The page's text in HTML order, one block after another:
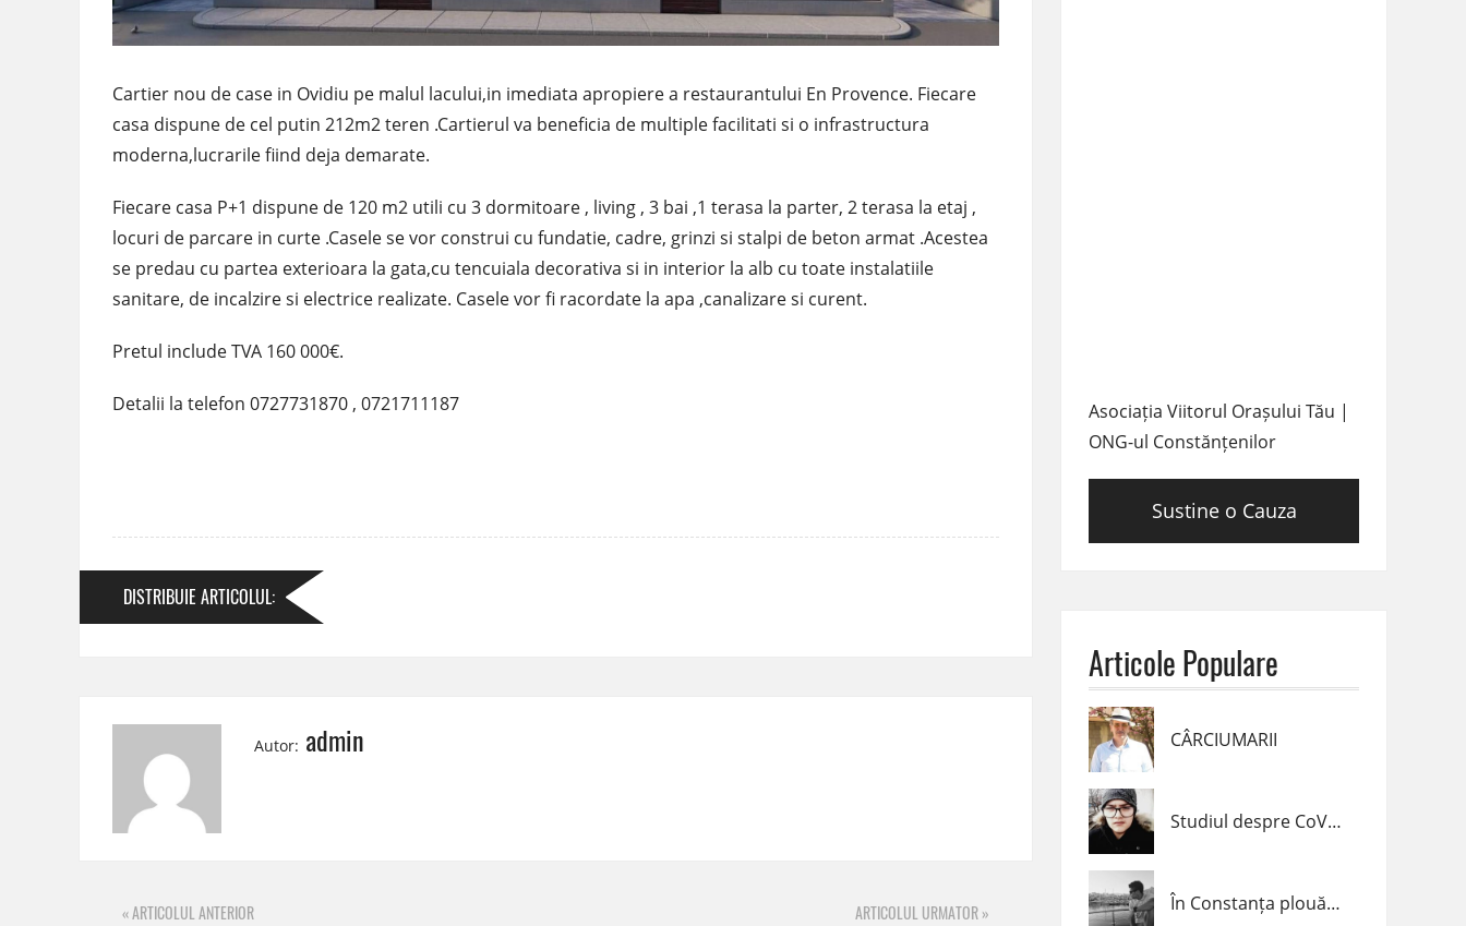
Cartier nou de case in Ovidiu pe malul lacului,in imediata apropiere a restaurantului En Provence. Fiecare
casa dispune de cel putin 212m2 teren .Cartierul va beneficia de multiple facilitati si o infrastructura
moderna,lucrarile fiind deja demarate.
Fiecare casa P+1 dispune de 120 m2 utili cu 3 dormitoare , living , 3 bai ,1 terasa la parter, 2 terasa la etaj ,
locuri de parcare in curte .Casele se vor construi cu fundatie, cadre, grinzi si stalpi de beton armat .Acestea
se predau cu partea exterioara la gata,cu tencuiala decorativa si in interior la alb cu toate instalatiile
sanitare, de incalzire si electrice realizate. Casele vor fi racordate la apa ,canalizare si curent.
Pretul include TVA 160 000€.
Detalii la telefon 0727731870 , 0721711187
DISTRIBUIE ARTICOLUL:
Autor: admin
« ARTICOLUL ANTERIOR ARTICOLUL URMATOR »
Asociația Viitorul Orașului Tău |
ONG-ul Constănțenilor
Sustine o Cauza
Articole Populare
CÂRCIUMARII
Studiul despre CoVid-19 realizat de un elev de clasa a VII-a din Navodari
În Constanța plouă cu inele !